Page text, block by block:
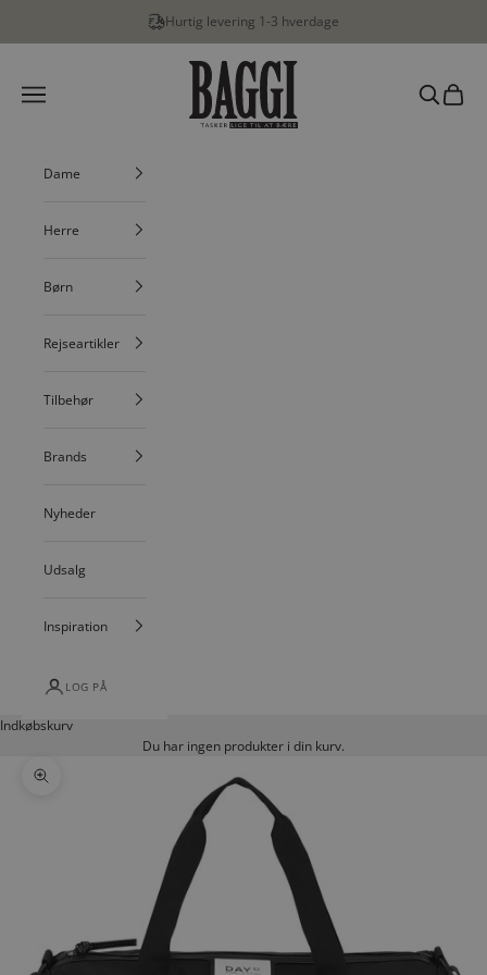
Hurtig levering 1-3 hverdage
BAGGI
Menu
Søg
Dame
Herre
Børn
Rejseartikler
Tilbehør
Brands
Nyheder
Udsalg
Inspiration
LOG PÅ
Indkøbskurv
Du har ingen produkter i din kurv.
Zoom